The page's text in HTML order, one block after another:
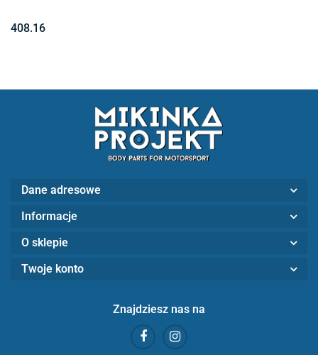
408.16
Dane adresowe
Informacje
O sklepie
Twoje konto
Znajdziesz nas na